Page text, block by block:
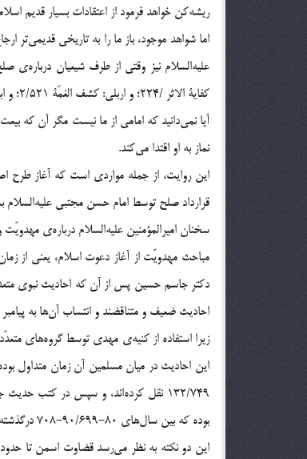
ریشه‌کن خواهد فرمود از اعتقادات بسیار قدیم
اما شواهد موجود، باز ما را به تاریخی
کفایۀ الاثر /224؛ و اربلی: کشف الغمّۀ 2/521؛ و ابوعلی الطبرسی: اعلام الوری/426؛ و ابومنصور الطبرسی: الاحتجاج 2/289):
آیا نمی‌دانید که امامی از ما نیست مگر آن که
نماز به او اقتدا می‌کند.
قرارداد صلح توسط امام حسن مجتبی
سخنان امیرالمؤمنین علیه‌السلام درباره‌ی
مباحث مهدویّت از آغاز دعوت اسلام، یعنی از
دکتر جاسم حسین پس از آن که احادیث نبوی
احادیث ضعیف و متناقضند و انتساب آن‌ها به
زیرا استفاده از کنیه‌ی مهدی توسط گروه‌های
این احادیث در میان مسلمین آن زمان متداول
132/749 نقل کرده‌اند، و سپس در
بوده که
این دو نکته به نظر می‌رسد قضاوت اسمن تا حدود